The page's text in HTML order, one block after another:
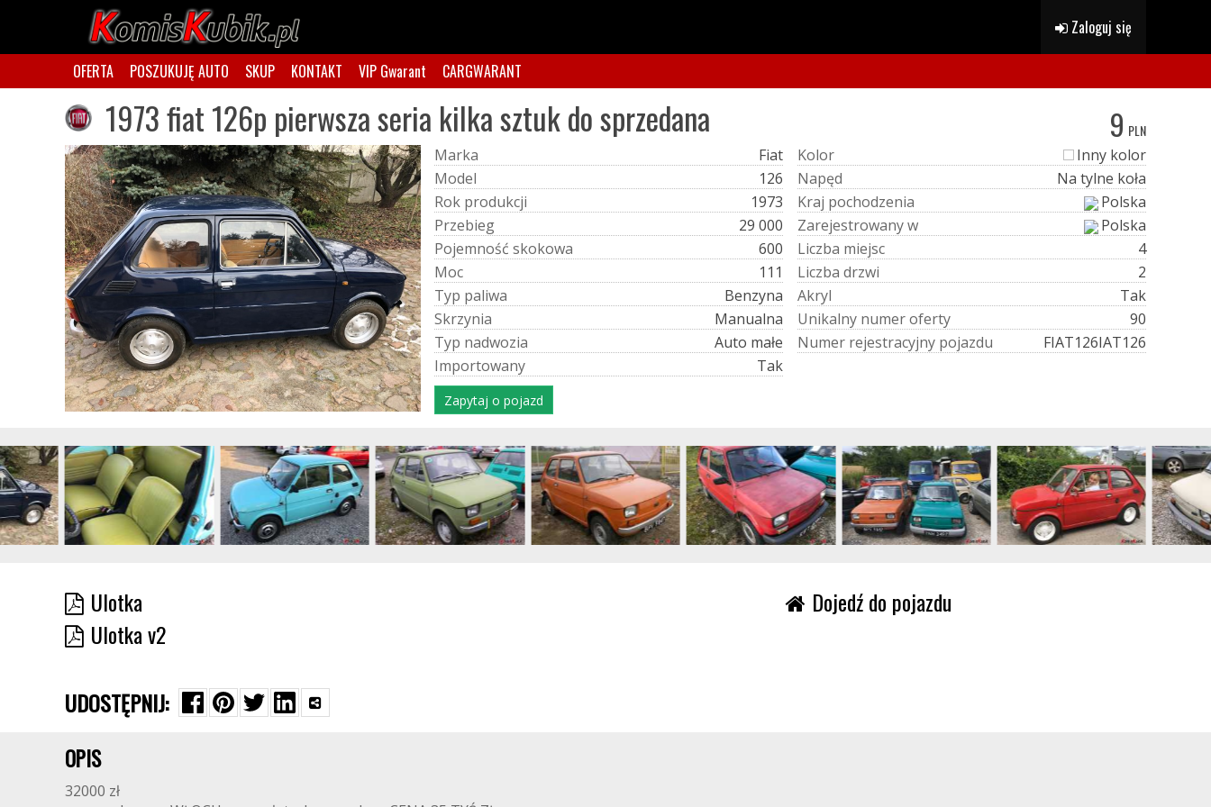
Zaloguj się
OFERTA POSZUKUJĘ AUTO SKUP KONTAKT VIP Gwarant CARGWARANT
1973 fiat 126p pierwsza seria kilka sztuk do sprzedana 9 PLN
Marka
Fiat
Model
126
Rok produkcji
1973
Przebieg
29 000
Pojemność skokowa
600
Moc
111
Typ paliwa
Benzyna
Skrzynia
Manualna
Typ nadwozia
Auto małe
Importowany Tak
Kolor
Inny kolor
Napęd
Na tylne koła
Kraj pochodzenia
Polska
Zarejestrowanyw
Polska
Liczba miejsc
4
Liczba drzwi
2
Akryl
Tak
Unikalny numeroferty
90
Numer rejestracyjny pojazdu FIAT126IAT126
Zapytaj o pojazd
Ulotka
Ulotka v2
Dojedź do pojazdu
UDOSTĘPNIJ:
OPIS
32000 zł